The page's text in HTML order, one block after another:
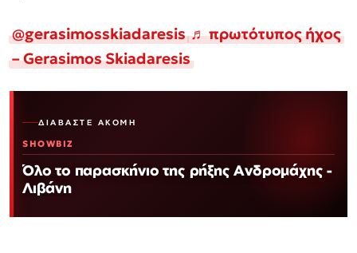
@gerasimosskiadaresis ♬ πρωτότυπος ήχος
– Gerasimos Skiadaresis
ΔΙΑΒΆΣΤΕ ΑΚΌΜΗ
SHOWBIZ
Όλο το παρασκήνιο της ρήξης Ανδρομάχης -
Λιβάνη